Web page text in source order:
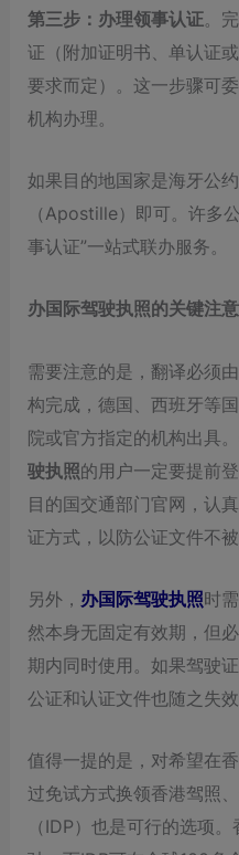
第三步：办理领事认证。
证（附加证明书、单认证
要求而定）。这一步骤可
机构办理。
如果目的地国家是海牙公
（Apostille）即可。许多
事认证”一站式联办服务。
办国际驾驶执照的关键注意
需要注意的是，翻译必须
构完成，德国、西班牙等
院或官方指定的机构出具
驶执照的用户一定要提前
目的国交通部门官网，认
证方式，以防公证文件不被
另外， 办国际驾驶执照时
然本身无固定有效期，但
期内同时使用。如果驾驶
公证和认证文件也随之失效
值得一提的是，对希望在
过免试方式换领香港驾照
（IDP）也是可行的选项